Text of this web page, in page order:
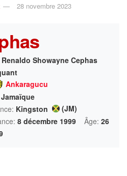
28 novembre 2023
Renaldo Showayne Cephas
Ankaragucu
Jamaïque
Kingston
(JM)
8 décembre 1999 Âge: 26